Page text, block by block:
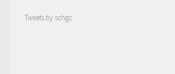
Tweets by schgc